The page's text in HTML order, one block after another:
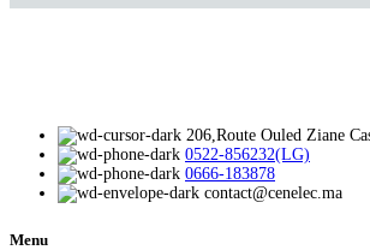
206,Route Ouled Ziane
0522-856232(LG)
0666-183878
contact@cenelec.ma
Menu